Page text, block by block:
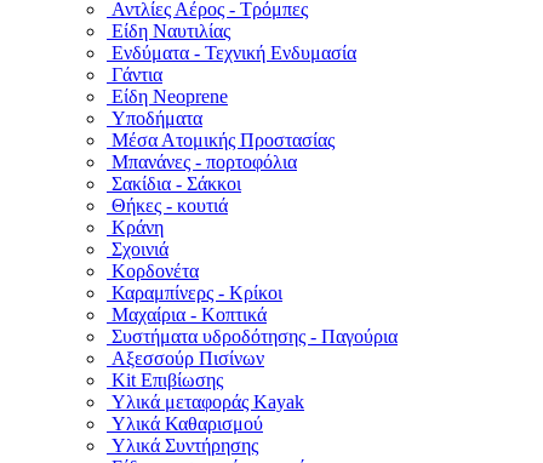
Αντλίες Αέρος - Τρόμπες
Είδη Ναυτιλίας
Ενδύματα - Τεχνική Ενδυμασία
Γάντια
Είδη Neoprene
Υποδήματα
Μέσα Ατομικής Προστασίας
Μπανάνες - πορτοφόλια
Σακίδια - Σάκκοι
Θήκες - κουτιά
Κράνη
Σχοινιά
Κορδονέτα
Καραμπίνερς - Κρίκοι
Μαχαίρια - Κοπτικά
Συστήματα υδροδότησης - Παγούρια
Αξεσσούρ Πισίνων
Kit Επιβίωσης
Υλικά μεταφοράς Kayak
Υλικά Καθαρισμού
Υλικά Συντήρησης